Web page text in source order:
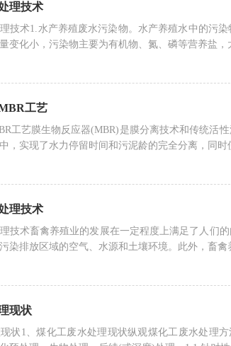
理技术
技术1.水产养殖废水污染物。水产养殖水中的污
变化小，污染物主要为有机物、氮、磷等营养盐，
工艺
工艺膜生物反应器(MBR)是膜分离技术和传统活
，实现了水力停留时间和污泥龄的完全分离，同时
理技术
技术畜禽养殖业的发展在一定程度上满足了人们
染排放区域的空气、水源和土壤环境。此外，畜禽
现状
状1、煤化工废水处理现状纵观煤化工废水处理